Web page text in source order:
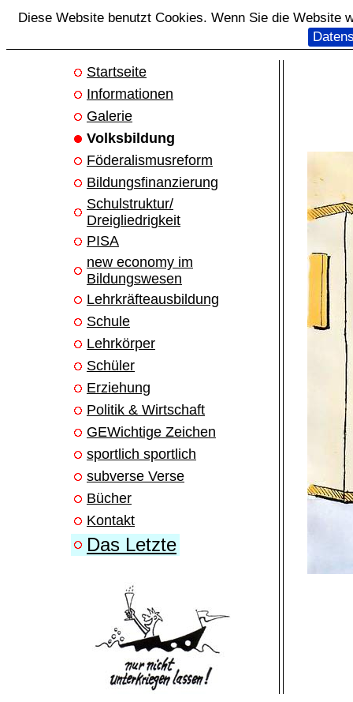
Diese Website benutzt Cookies. Wenn Sie die Website
Startseite
Informationen
Galerie
Volksbildung
Föderalismusreform
Bildungsfinanzierung
Schulstruktur/
Dreigliedrigkeit
PISA
new economy im
Bildungswesen
Lehrkräfteausbildung
Schule
Lehrkörper
Schüler
Erziehung
Politik & Wirtschaft
GEWichtige Zeichen
sportlich sportlich
subverse Verse
Bücher
Kontakt
Das Letzte